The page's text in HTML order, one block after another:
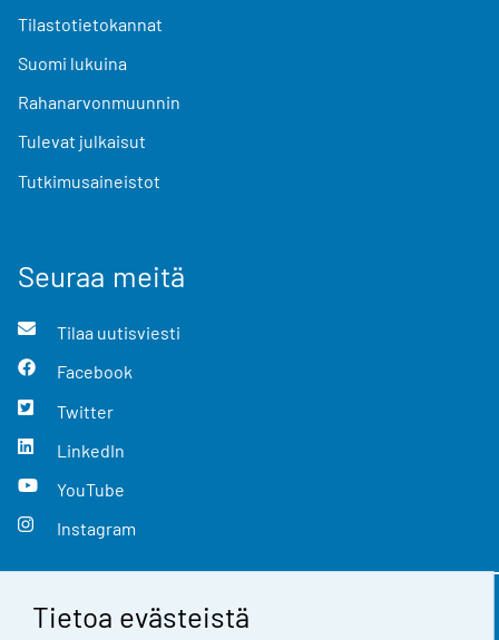
Tietoa evästeistä
Tilastotietokannat
Suomi lukuina
Rahanarvonmuunnin
Tulevat julkaisut
Tutkimusaineistot
Seuraa meitä
Tilaa uutisviesti
Facebook
Twitter
LinkedIn
YouTube
Instagram
Yhteystiedot